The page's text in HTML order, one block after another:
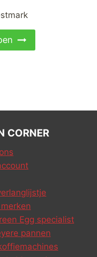
CORNER
Egg specialist
pannen